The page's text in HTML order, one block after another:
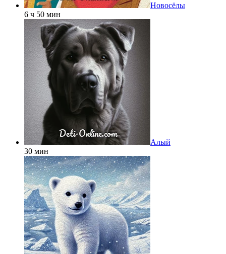
Новосёлы
6 ч 50 мин
Алый
30 мин